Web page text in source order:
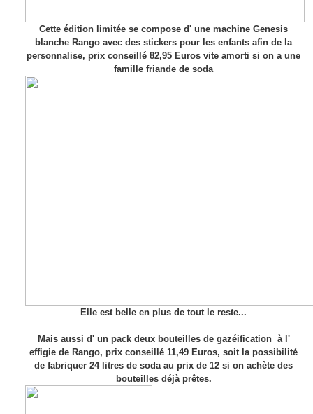
Cette édition limitée se compose d' une machine Genesis
blanche Rango avec des stickers pour les enfants afin de la
personnalise, prix conseillé 82,95 Euros vite amorti si on a une
famille friande de soda
Elle est belle en plus de tout le reste...
Mais aussi d' un pack deux bouteilles de gazéification à l'
effigie de Rango, prix conseillé 11,49 Euros, soit la possibilité
de fabriquer 24 litres de soda au prix de 12 si on achète des
bouteilles déjà prêtes.